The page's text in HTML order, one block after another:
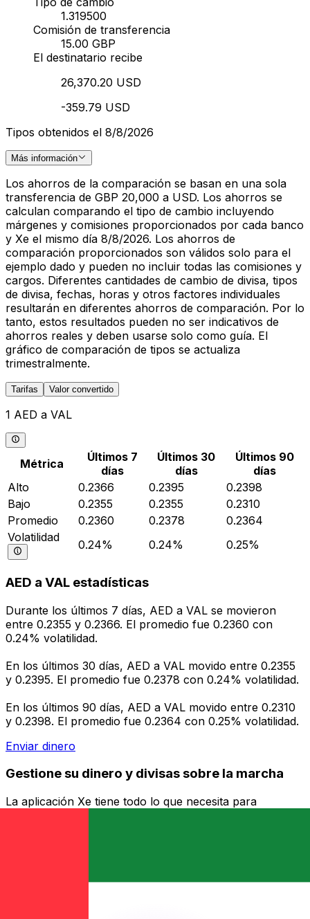
1.319500
Comisión de transferencia
15.00 GBP
El destinatario recibe
26,370.20 USD
-359.79 USD
Tipos obtenidos el 8/8/2026
Más información
Los ahorros de la comparación se basan en una sola
transferencia de GBP 20,000 a USD. Los ahorros se
calculan comparando el tipo de cambio incluyendo
márgenes y comisiones proporcionados por cada banco
y Xe el mismo día 8/8/2026. Los ahorros de
comparación proporcionados son válidos solo para el
ejemplo dado y pueden no incluir todas las comisiones y
cargos. Diferentes cantidades de cambio de divisa, tipos
de divisa, fechas, horas y otros factores individuales
resultarán en diferentes ahorros de comparación. Por lo
tanto, estos resultados pueden no ser indicativos de
ahorros reales y deben usarse solo como guía. El
gráfico de comparación de tipos se actualiza
trimestralmente.
Tarifas Valor convertido
1 AED a VAL
Métrica
Últimos 7
días
Últimos 30
días
Últimos 90
días
Alto
0.2366 0.2395
0.2398
Bajo
0.2355 0.2355
0.2310
Promedio
0.2360 0.2378
0.2364
Volatilidad
0.24% 0.24% 0.25%
AED a VAL estadísticas
Durante los últimos 7 días, AED a VAL se movieron
entre 0.2355 y 0.2366. El promedio fue 0.2360 con
0.24% volatilidad.
En los últimos 30 días, AED a VAL movido entre 0.2355
y 0.2395. El promedio fue 0.2378 con 0.24% volatilidad.
En los últimos 90 días, AED a VAL movido entre 0.2310
y 0.2398. El promedio fue 0.2364 con 0.25% volatilidad.
Enviar dinero
Gestione su dinero y divisas sobre la marcha
La aplicación Xe tiene todo lo que necesita para